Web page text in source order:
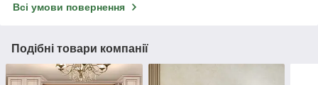
Всі умови повернення
Подібні товари компанії